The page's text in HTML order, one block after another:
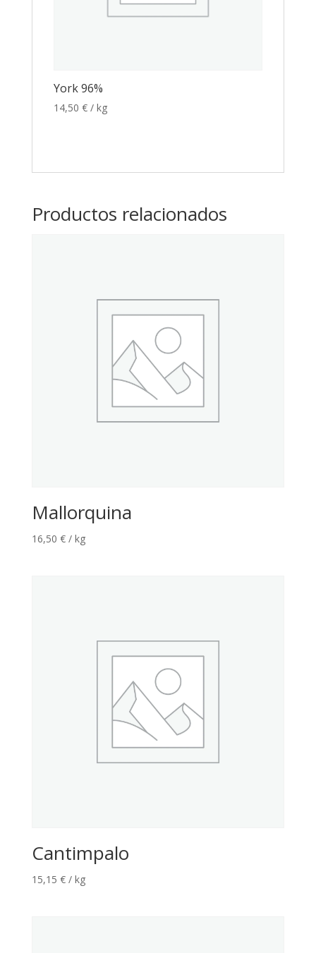
York 96%
14,50 € / kg
Productos relacionados
Mallorquina
16,50 € / kg
Cantimpalo
15,15 € / kg